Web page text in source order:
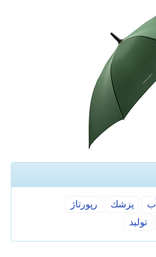
آب پزشك
رپورتاژ
تولید